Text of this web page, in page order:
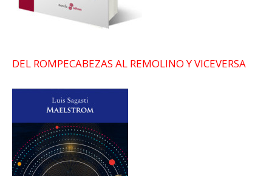
DEL ROMPECABEZAS AL REMOLINO Y VICEVERSA